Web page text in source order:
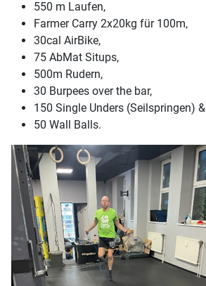
550 m Laufen,
Farmer Carry 2x20kg für 100m,
30cal AirBike,
75 AbMat Situps,
500m Rudern,
30 Burpees over the bar,
150 Single Unders (Seilspringen) &
50 Wall Balls.